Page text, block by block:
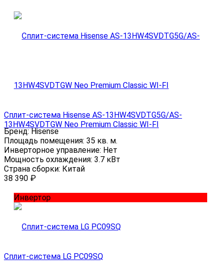
Сплит-система Hisense AS-13HW4SVDTG5G/AS-
13HW4SVDTGW Neo Premium Classic WI-FI
Бренд:Hisense
Площадь помещения: 35 кв. м.
Инверторное управление: Нет
Мощность охлаждения: 3.7 кВт
Страна сборки: Китай
38 390 ₽
Инвертор
Сплит-система LG PC09SQ